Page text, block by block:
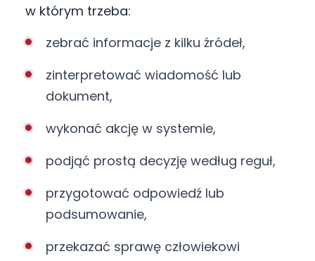
w którym trzeba:
zebrać informacje z kilku źródeł,
zinterpretować wiadomość lub
dokument,
wykonać akcję w systemie,
podjąć prostą decyzję według reguł,
przygotować odpowiedź lub
podsumowanie,
przekazać sprawę człowiekowi